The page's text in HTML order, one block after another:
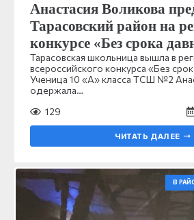
Анастасия Воликова
Тарасовский район на
конкурсе «Без срока
Тарасовская школьница вышла в
всероссийского конкурса «Без
Ученица 10 «А» класса ТСШ №2
одержала…
129
ЧИТАТЬ ДАЛЕЕ
В